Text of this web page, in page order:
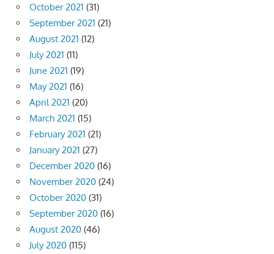
October 2021 (31)
September 2021 (21)
August 2021 (12)
July 2021 (11)
June 2021 (19)
May 2021 (16)
April 2021 (20)
March 2021 (15)
February 2021 (21)
January 2021 (27)
December 2020 (16)
November 2020 (24)
October 2020 (31)
September 2020 (16)
August 2020 (46)
July 2020 (115)